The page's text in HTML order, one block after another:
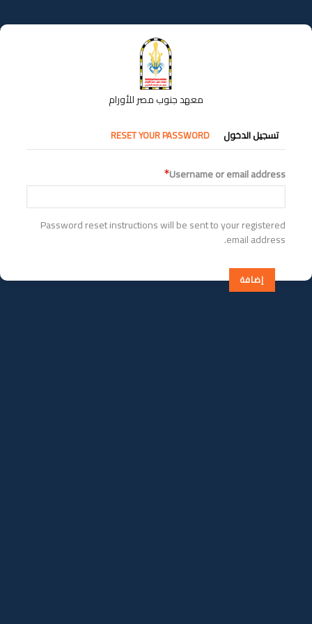
إلى
المحتوى
معهد جنوب مصر للأورام
التبويبات
الأساسية
تسجيل الدخول RESET YOUR PASSWORD
Username or email address
Password reset instructions will be sent to your registered
email address.